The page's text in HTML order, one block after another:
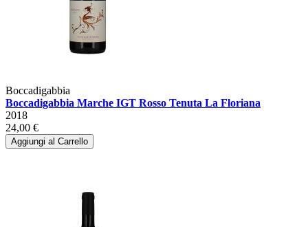
Boccadigabbia
Boccadigabbia Marche IGT Rosso Tenuta La Floriana
2018
24,00 €
Aggiungi al Carrello